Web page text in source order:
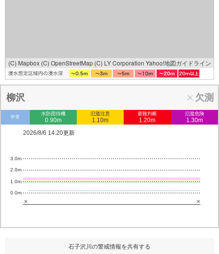
(C) Mapbox (C) OpenStreetMap (C) LY Corporation Yahoo!地図ガイドライン
柳沢 欠測
平常
水防団待機
0.90m
氾濫注意
1.10m
避難判断
1.20m
氾濫危険
1.30m
2026/8/6 14:20更新
0.0m
1.0m
2.0m
3.0m
× ×
石子沢川の警戒情報を共有する